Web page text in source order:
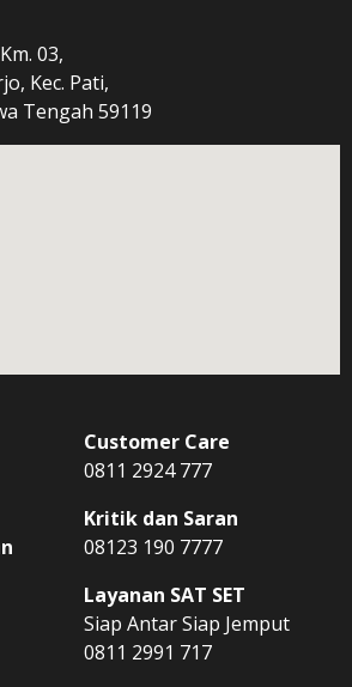
03,
Kec. Pati,
Tengah 59119
Customer Care
0811 2924 777
Kritik dan Saran
08123 190 7777
Layanan SAT SET
Siap Antar Siap Jemput
0811 2991 717